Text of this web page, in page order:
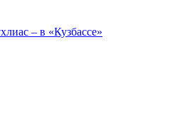
– в «Кузбассе»